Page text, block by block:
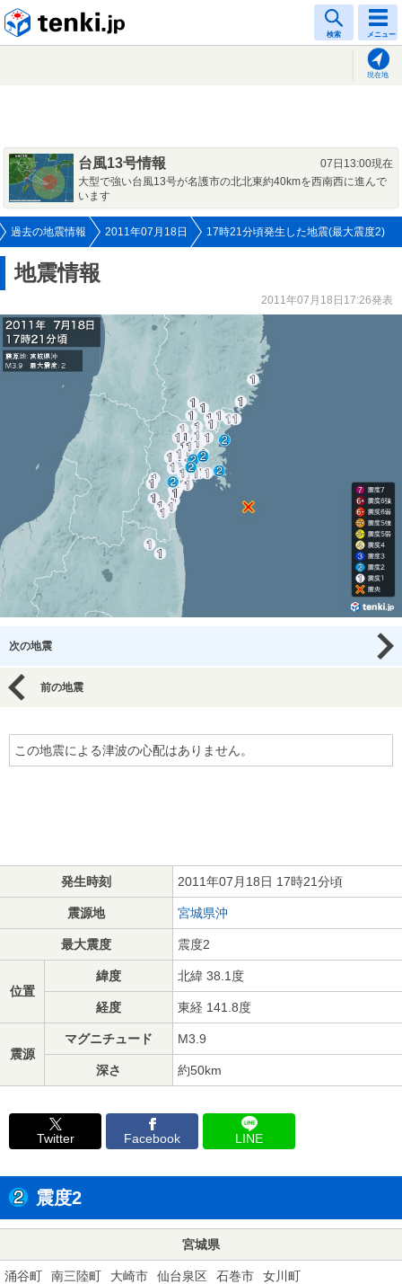
検索 メニュー
現在地
台風13号情報
07日13:00現在
大型で強い台風13号が名護市の北北東約40kmを西南西に進んで
います
過去の地震情報 2011年07月18日 17時21分頃発生した地震(最大震度2)
地震情報
2011年07月18日17:26発表
次の地震
前の地震
この地震による津波の心配はありません。
発生時刻 2011年07月18日 17時21分頃
震源地 宮城県沖
最大震度 震度2
位置
緯度 北緯 38.1度
経度 東経 141.8度
震源
マグニチュード M3.9
深さ 約50km
Twitter Facebook LINE
震度2
宮城県
涌谷町 南三陸町 大崎市 仙台泉区 石巻市 女川町